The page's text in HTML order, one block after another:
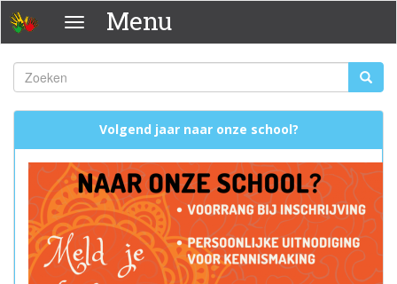
Overslaan
en
naar
de
inhoud
gaan
Menu Menu
Zoekveld
Zoeken
Volgend jaar naar onze school?